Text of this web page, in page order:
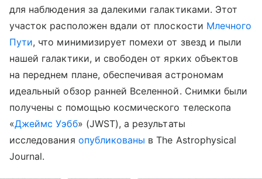
для наблюдения за далекими галактиками. Этот
участок расположен вдали от плоскости Млечного
Пути, что минимизирует помехи от звезд и пыли
нашей галактики, и свободен от ярких объектов
на переднем плане, обеспечивая астрономам
идеальный обзор ранней Вселенной. Снимки были
получены с помощью космического телескопа
«Джеймс Уэбб» (JWST), а результаты
исследования опубликованы в The Astrophysical
Journal.